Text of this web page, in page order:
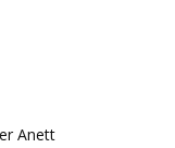
Anett